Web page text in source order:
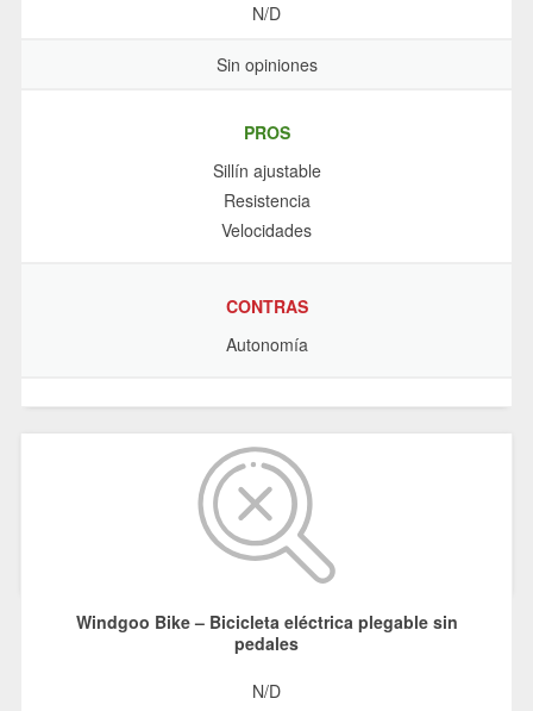
N/D
Sin opiniones
PROS
Sillín ajustable
Resistencia
Velocidades
CONTRAS
Autonomía
Windgoo Bike – Bicicleta eléctrica plegable sin
pedales
N/D